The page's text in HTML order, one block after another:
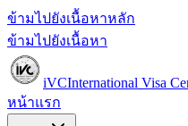
ข้ามไปยังเนื้อหาหลัก
ข้ามไปยังเนื้อหา
iVCInternational Visa
หน้าแรก